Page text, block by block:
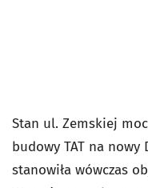
Stan ul. Zemskiej
budowy TAT na nowy
stanowiła wówczas